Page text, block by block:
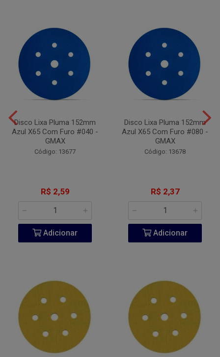
Disco Lixa Pluma 152mm
Azul X65 Com Furo #040 -
GMAX
Código: 13677
R$ 2,59
Adicionar
Disco Lixa Pluma 152mm
Azul X65 Com Furo #080 -
GMAX
Código: 13678
R$ 2,37
Adicionar